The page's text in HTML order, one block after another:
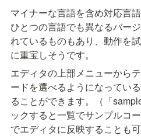
マイナーな言語を含め対応言
ひとつの言語でも異なるバー
れているものもあり、動作を
に重宝しそうです。
エディタの上部メニューから
ードを選べるようになってい
ることができます。（「
ックすると一覧でサンプルコ
でエディタに反映することも可